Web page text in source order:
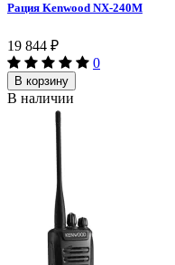
Рация Kenwood NX-240M
19 844 ₽
0
В корзину
В наличии